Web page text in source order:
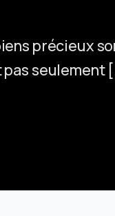
précieux
seulement